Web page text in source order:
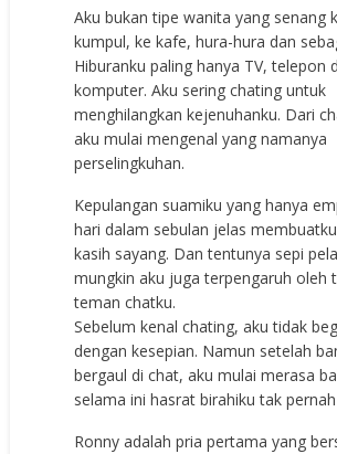
Aku bukan tipe wanita yang senang
kumpul, ke kafe, hura-hura dan
Hiburanku paling hanya TV, telepon
komputer. Aku sering chating untuk
menghilangkan kejenuhanku. Dari
aku mulai mengenal yang namanya
perselingkuhan.
Kepulangan suamiku yang hanya
hari dalam sebulan jelas
kasih sayang. Dan tentunya sepi
mungkin aku juga terpengaruh oleh
teman chatku.
Sebelum kenal chating, aku tidak
dengan kesepian. Namun setelah
bergaul di chat, aku mulai merasa
selama ini hasrat birahiku tak
Ronny adalah pria pertama yang